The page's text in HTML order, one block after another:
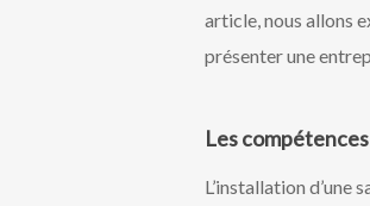
article, nous allons
présenter une
Les
L’installation